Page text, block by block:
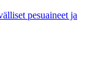
pesuaineet ja